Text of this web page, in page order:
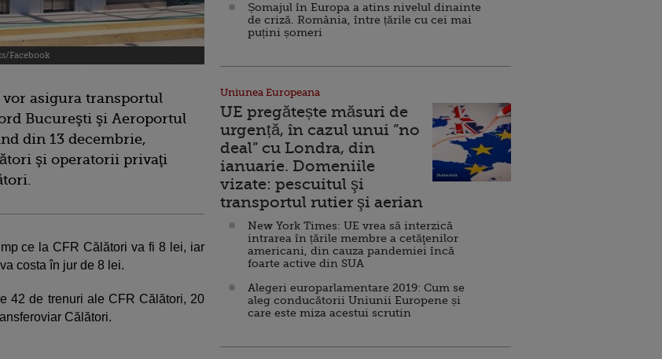
Facebook
asigura transportul
Bucureşti şi Aeroportul
din 13 decembrie,
şi operatorii privaţi
ce la CFR Călători va fi 8 lei, iar
costa în jur de 8 lei.
42 de trenuri ale CFR Călători, 20
Călători.
Șomajul în Europa a atins nivelul dinainte
de criză. România, între țările cu cei mai
puțini șomeri
Uniunea Europeana
UE pregătește măsuri de
urgență, în cazul unui ”no
deal” cu Londra, din
ianuarie. Domeniile
vizate: pescuitul şi
transportul rutier şi aerian
New York Times: UE vrea să interzică
intrarea în țările membre a cetăţenilor
americani, din cauza pandemiei încă
foarte active din SUA
Alegeri europarlamentare 2019: Cum se
aleg conducătorii Uniunii Europene și
care este miza acestui scrutin